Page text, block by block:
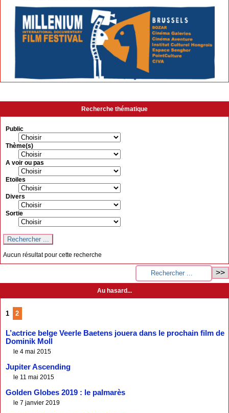
Recherche thématique
Public
Thème(s)
A voir ou pas
Etoiles
Divers
Sortie
Aucun résultat pour cette recherche
Au hasard...
1 2
L’actrice belge Veerle Baetens jouera dans le prochain film de
Dominik Moll
le 4 mai 2015
Jupiter Ascending
le 11 mai 2015
Golden Globes 2019 : le palmarès
le 7 janvier 2019